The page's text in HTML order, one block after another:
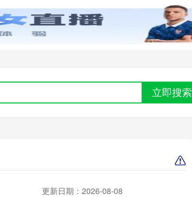
立即搜索
更新日期：2026-08-08